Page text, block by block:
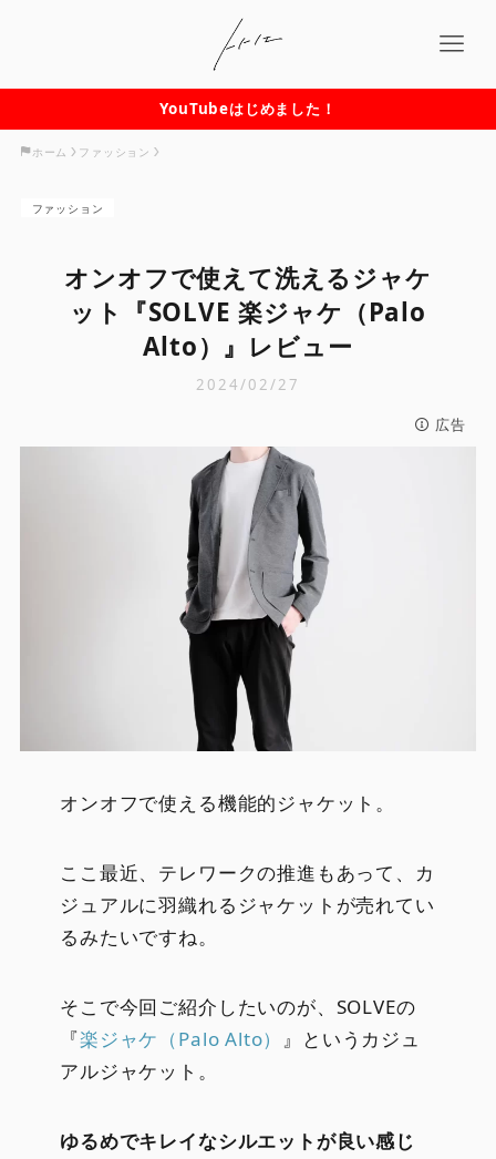
YouTubeはじめました！
ホーム ファッション
オンオフで使えて洗えるジャケ
ット『SOLVE 楽ジャケ（Palo
Alto）』レビュー
ファッション
2024/02/27
広告
オンオフで使える機能的ジャケット。
ここ最近、テレワークの推進もあって、カ
ジュアルに羽織れるジャケットが売れてい
るみたいですね。
そこで今回ご紹介したいのが、SOLVEの
『楽ジャケ（Palo Alto） 』というカジュ
アルジャケット。
ゆるめでキレイなシルエットが良い感じ